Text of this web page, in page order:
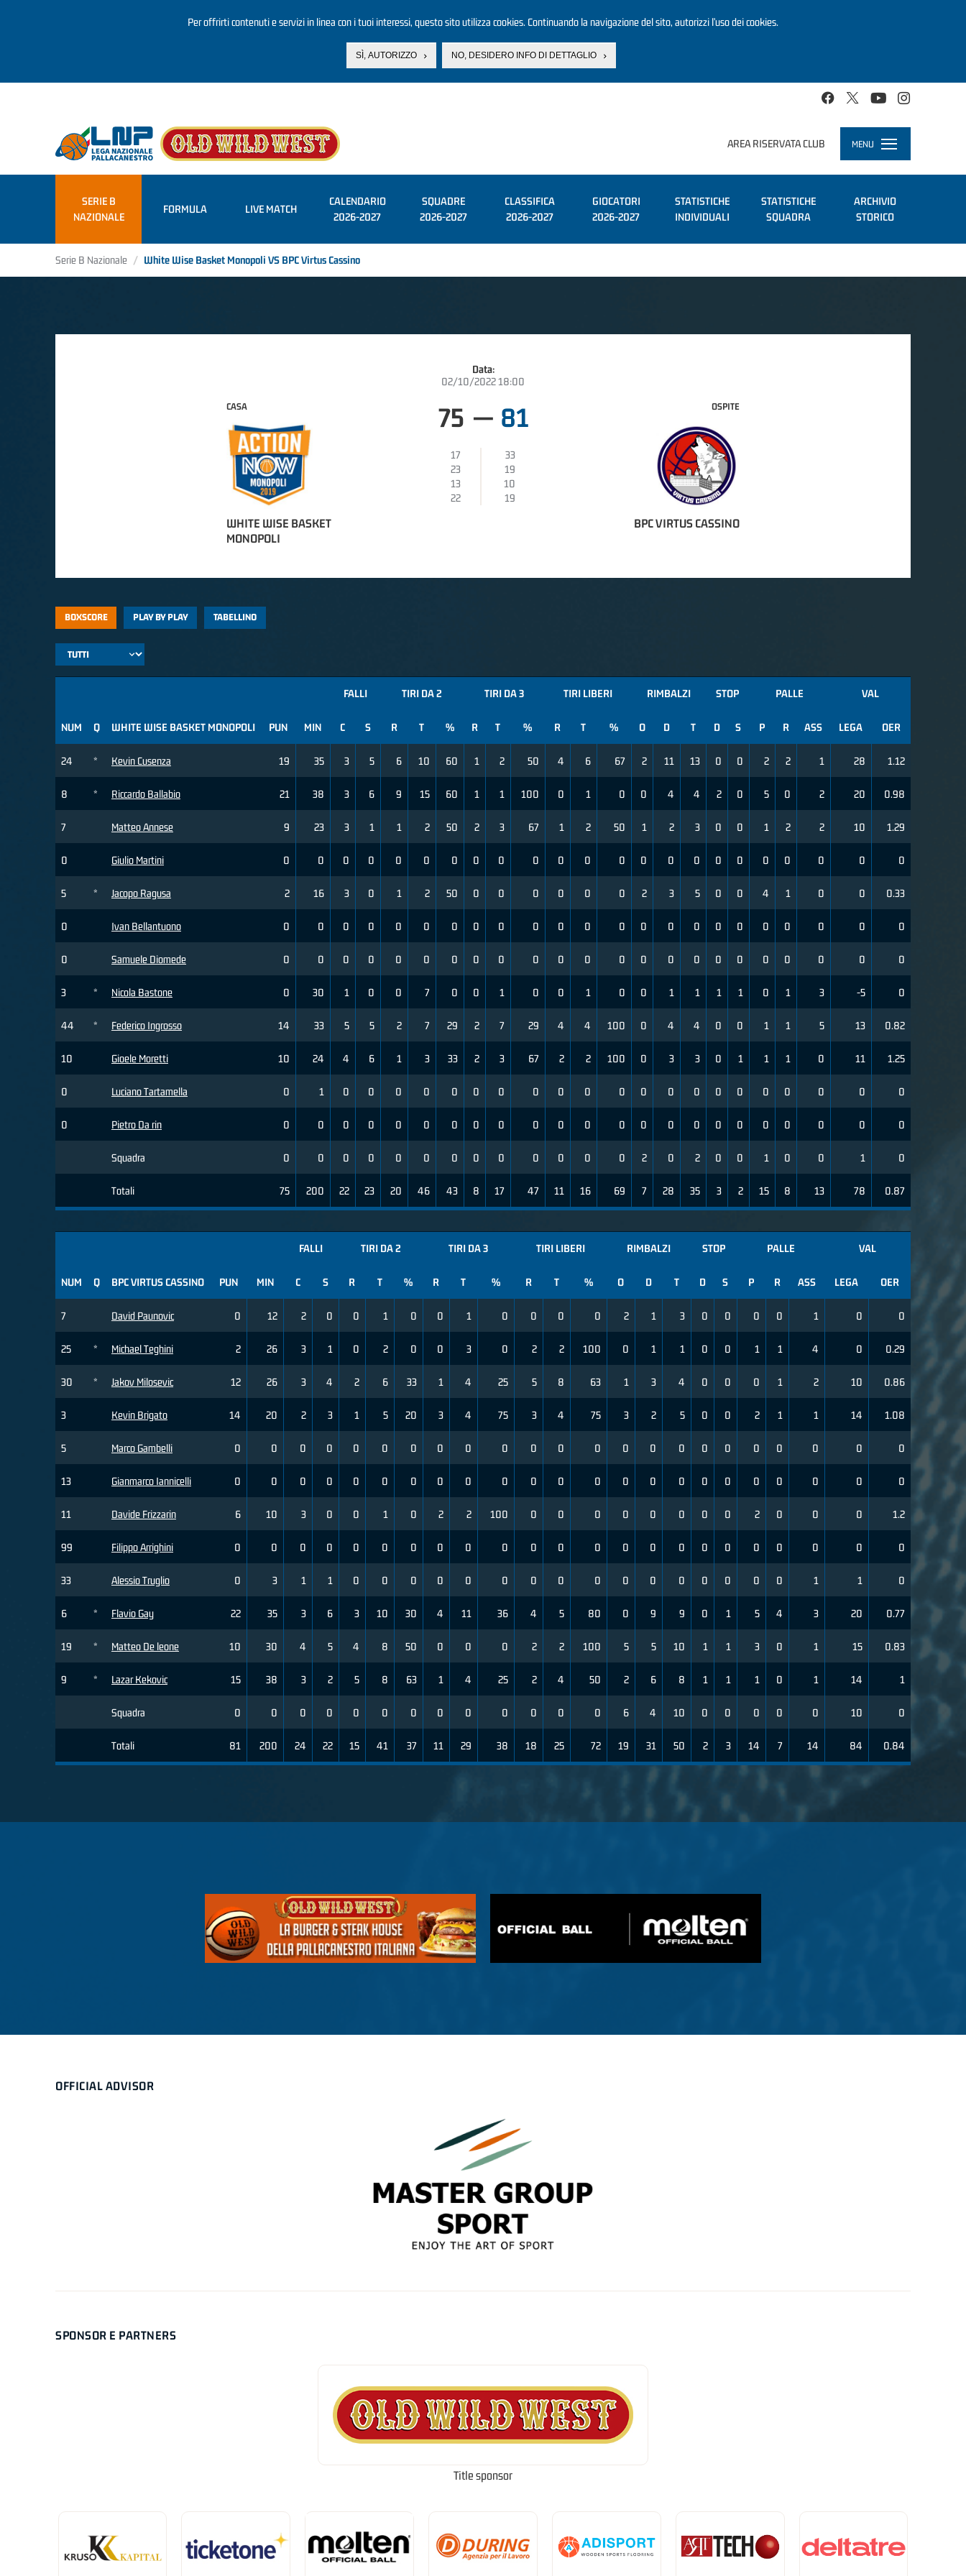
Per offrirti contenuti e servizi in linea con i tuoi interessi, questo sito utilizza cookies. Continuando la navigazione del sito, autorizzi l’uso dei cookies.
SÌ, AUTORIZZO NO, DESIDERO INFO DI DETTAGLIO
AREA RISERVATA CLUB MENU
Toggle
navigation
SERIE B
NAZIONALE
FORMULA LIVE MATCH
CALENDARIO
2026-2027
SQUADRE
2026-2027
CLASSIFICA
2026-2027
GIOCATORI
2026-2027
STATISTICHE
INDIVIDUALI
STATISTICHE
SQUADRA
ARCHIVIO
STORICO
Serie B Nazionale White Wise Basket Monopoli VS BPC Virtus Cassino
Data:
02/10/2022 18:00
CASA
WHITE WISE BASKET
MONOPOLI
75 — 81
17
33
23
19
13
10
22
19
OSPITE
BPC VIRTUS CASSINO
BOXSCORE PLAY BY PLAY TABELLINO
NUM Q WHITE WISE BASKET MONOPOLI
24 * Kevin Cusenza
8 * Riccardo Ballabio
7 Matteo Annese
0 Giulio Martini
5 * Jacopo Ragusa
0 Ivan Bellantuono
0 Samuele Diomede
3 * Nicola Bastone
44 * Federico Ingrosso
10 Gioele Moretti
0 Luciano Tartamella
0 Pietro Da rin
Squadra
Totali
FALLI TIRI DA 2 TIRI DA 3 TIRI LIBERI RIMBALZI STOP PALLE VAL
PUN MIN C S R T % R T % R T % O D T D S P R ASS LEGA OER
19 35 3 5 6 10 60 1 2 50 4 6 67 2 11 13 0 0 2 2 1 28 1.12
21 38 3 6 9 15 60 1 1 100 0 1 0 0 4 4 2 0 5 0 2 20 0.98
9 23 3 1 1 2 50 2 3 67 1 2 50 1 2 3 0 0 1 2 2 10 1.29
0 0 0 0 0 0 0 0 0 0 0 0 0 0 0 0 0 0 0 0 0 0 0
2 16 3 0 1 2 50 0 0 0 0 0 0 2 3 5 0 0 4 1 0 0 0.33
0 0 0 0 0 0 0 0 0 0 0 0 0 0 0 0 0 0 0 0 0 0 0
0 0 0 0 0 0 0 0 0 0 0 0 0 0 0 0 0 0 0 0 0 0 0
0 30 1 0 0 7 0 0 1 0 0 1 0 0 1 1 1 1 0 1 3 -5 0
14 33 5 5 2 7 29 2 7 29 4 4 100 0 4 4 0 0 1 1 5 13 0.82
10 24 4 6 1 3 33 2 3 67 2 2 100 0 3 3 0 1 1 1 0 11 1.25
0 1 0 0 0 0 0 0 0 0 0 0 0 0 0 0 0 0 0 0 0 0 0
0 0 0 0 0 0 0 0 0 0 0 0 0 0 0 0 0 0 0 0 0 0 0
0 0 0 0 0 0 0 0 0 0 0 0 0 2 0 2 0 0 1 0 0 1 0
75 200 22 23 20 46 43 8 17 47 11 16 69 7 28 35 3 2 15 8 13 78 0.87
NUM Q BPC VIRTUS CASSINO
7 David Paunovic
25 * Michael Teghini
30 * Jakov Milosevic
3 Kevin Brigato
5 Marco Gambelli
13 Gianmarco Iannicelli
11 Davide Frizzarin
99 Filippo Arrighini
33 Alessio Truglio
6 * Flavio Gay
19 * Matteo De leone
9 * Lazar Kekovic
Squadra
Totali
FALLI TIRI DA 2 TIRI DA 3 TIRI LIBERI RIMBALZI STOP PALLE VAL
PUN MIN C S R T % R T % R T % O D T D S P R ASS LEGA OER
0 12 2 0 0 1 0 0 1 0 0 0 0 2 1 3 0 0 0 0 1 0 0
2 26 3 1 0 2 0 0 3 0 2 2 100 0 1 1 0 0 1 1 4 0 0.29
12 26 3 4 2 6 33 1 4 25 5 8 63 1 3 4 0 0 0 1 2 10 0.86
14 20 2 3 1 5 20 3 4 75 3 4 75 3 2 5 0 0 2 1 1 14 1.08
0 0 0 0 0 0 0 0 0 0 0 0 0 0 0 0 0 0 0 0 0 0 0
0 0 0 0 0 0 0 0 0 0 0 0 0 0 0 0 0 0 0 0 0 0 0
6 10 3 0 0 1 0 2 2 100 0 0 0 0 0 0 0 0 2 0 0 0 1.2
0 0 0 0 0 0 0 0 0 0 0 0 0 0 0 0 0 0 0 0 0 0 0
0 3 1 1 0 0 0 0 0 0 0 0 0 0 0 0 0 0 0 0 1 1 0
22 35 3 6 3 10 30 4 11 36 4 5 80 0 9 9 0 1 5 4 3 20 0.77
10 30 4 5 4 8 50 0 0 0 2 2 100 5 5 10 1 1 3 0 1 15 0.83
15 38 3 2 5 8 63 1 4 25 2 4 50 2 6 8 1 1 1 0 1 14 1
0 0 0 0 0 0 0 0 0 0 0 0 0 6 4 10 0 0 0 0 0 10 0
81 200 24 22 15 41 37 11 29 38 18 25 72 19 31 50 2 3 14 7 14 84 0.84
OFFICIAL ADVISOR
SPONSOR E PARTNERS
Title sponsor